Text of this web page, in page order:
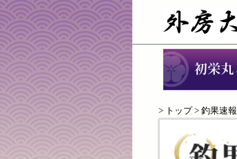
> トップ> 釣果速報